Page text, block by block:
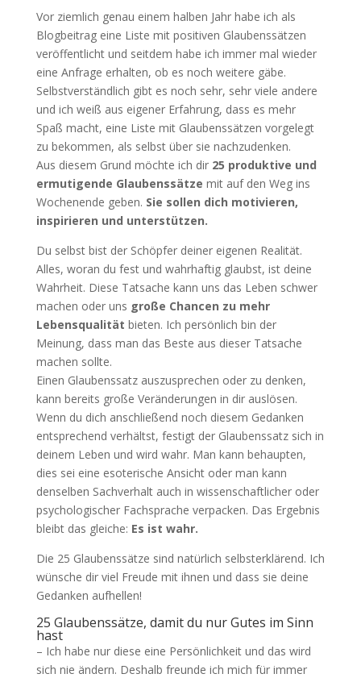
Vor ziemlich genau einem halben Jahr habe ich als
Blogbeitrag eine Liste mit positiven Glaubenssätzen
veröffentlicht und seitdem habe ich immer mal wieder
eine Anfrage erhalten, ob es noch weitere gäbe.
Selbstverständlich gibt es noch sehr, sehr viele andere
und ich weiß aus eigener Erfahrung, dass es mehr
Spaß macht, eine Liste mit Glaubenssätzen vorgelegt
zu bekommen, als selbst über sie nachzudenken.
Aus diesem Grund möchte ich dir 25 produktive und
ermutigende Glaubenssätze mit auf den Weg ins
Wochenende geben. Sie sollen dich motivieren,
inspirieren und unterstützen.
Du selbst bist der Schöpfer deiner eigenen Realität.
Alles, woran du fest und wahrhaftig glaubst, ist deine
Wahrheit. Diese Tatsache kann uns das Leben schwer
machen oder uns große Chancen zu mehr
Lebensqualität bieten. Ich persönlich bin der
Meinung, dass man das Beste aus dieser Tatsache
machen sollte.
Einen Glaubenssatz auszusprechen oder zu denken,
kann bereits große Veränderungen in dir auslösen.
Wenn du dich anschließend noch diesem Gedanken
entsprechend verhältst, festigt der Glaubenssatz sich in
deinem Leben und wird wahr. Man kann behaupten,
dies sei eine esoterische Ansicht oder man kann
denselben Sachverhalt auch in wissenschaftlicher oder
psychologischer Fachsprache verpacken. Das Ergebnis
bleibt das gleiche: Es ist wahr.
Die 25 Glaubenssätze sind natürlich selbsterklärend. Ich
wünsche dir viel Freude mit ihnen und dass sie deine
Gedanken aufhellen!
25 Glaubenssätze, damit du nur Gutes im Sinn
hast
– Ich habe nur diese eine Persönlichkeit und das wird
sich nie ändern. Deshalb freunde ich mich für immer